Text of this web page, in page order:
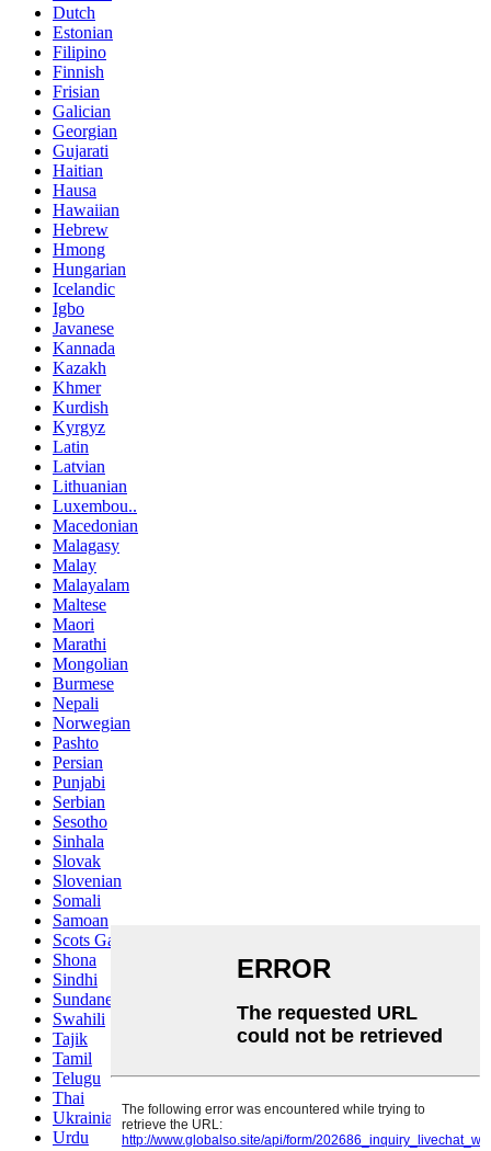
Dutch
Estonian
Filipino
Finnish
Frisian
Galician
Georgian
Gujarati
Haitian
Hausa
Hawaiian
Hebrew
Hmong
Hungarian
Icelandic
Igbo
Javanese
Kannada
Kazakh
Khmer
Kurdish
Kyrgyz
Latin
Latvian
Lithuanian
Luxembou..
Macedonian
Malagasy
Malay
Malayalam
Maltese
Maori
Marathi
Mongolian
Burmese
Nepali
Norwegian
Pashto
Persian
Punjabi
Serbian
Sesotho
Sinhala
Slovak
Slovenian
Somali
Samoan
Scots Gaelic
Shona
Sindhi
Sundanese
Swahili
Tajik
Tamil
Telugu
Thai
Ukrainian
Urdu